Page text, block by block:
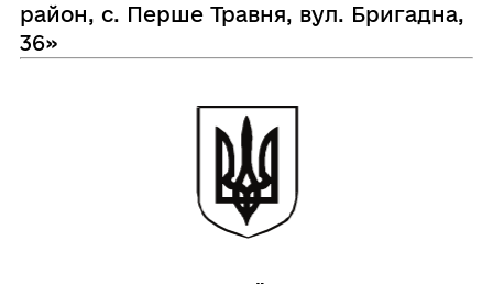
район, с. Перше Травня, вул. Бригадна,
36»